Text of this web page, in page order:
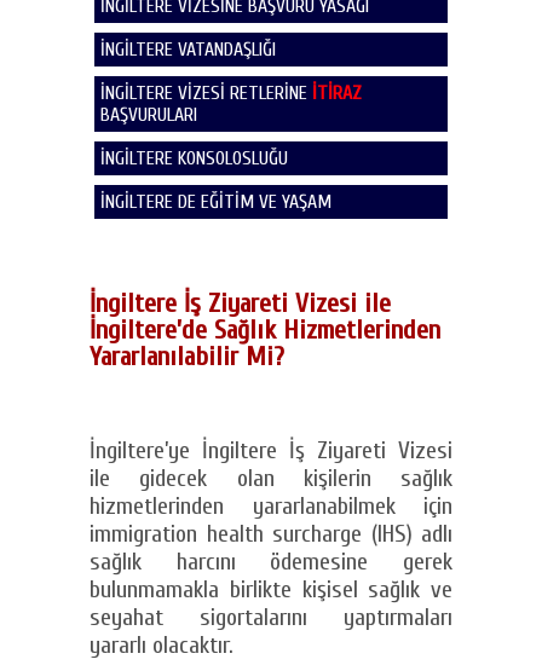
İNGİLTERE VİZESİNE BAŞVURU YASAĞI
İNGİLTERE VATANDAŞLIĞI
İNGİLTERE VİZESİ RETLERİNE İTİRAZ
BAŞVURULARI
İNGİLTERE KONSOLOSLUĞU
İNGİLTERE DE EĞİTİM VE YAŞAM
İngiltere İş Ziyareti Vizesi ile
İngiltere’de Sağlık Hizmetlerinden
Yararlanılabilir Mi?
İngiltere’ye İngiltere İş Ziyareti Vizesi
ile gidecek olan kişilerin sağlık
hizmetlerinden yararlanabilmek için
immigration health surcharge (IHS) adlı
sağlık harcını ödemesine gerek
bulunmamakla birlikte kişisel sağlık ve
seyahat sigortalarını yaptırmaları
yararlı olacaktır.